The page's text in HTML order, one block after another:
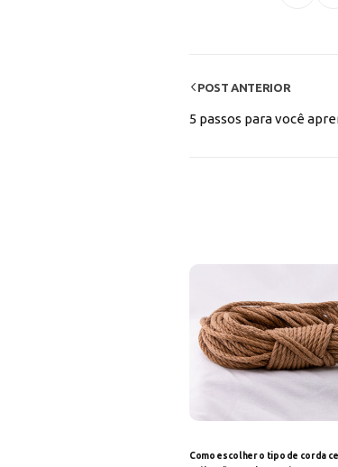
POST ANTERIOR
5 passos para você
Como escolher o tipo de corda